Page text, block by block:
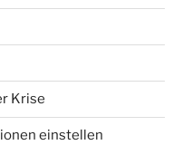
Krise
einstellen